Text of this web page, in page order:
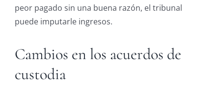
peor pagado sin una buena razón, el tribunal
puede imputarle ingresos.
Cambios en los acuerdos de
custodia